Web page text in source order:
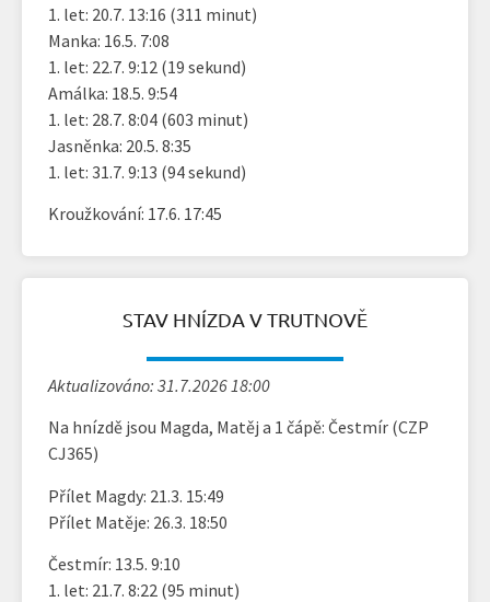
1. let: 20.7. 13:16 (311 minut)
Manka: 16.5. 7:08
1. let: 22.7. 9:12 (19 sekund)
Amálka: 18.5. 9:54
1. let: 28.7. 8:04 (603 minut)
Jasněnka: 20.5. 8:35
1. let: 31.7. 9:13 (94 sekund)
Kroužkování: 17.6. 17:45
STAV HNÍZDA V TRUTNOVĚ
Aktualizováno: 31.7.2026 18:00
Na hnízdě jsou Magda, Matěj a 1 čápě: Čestmír (CZP
CJ365)
Přílet Magdy: 21.3. 15:49
Přílet Matěje: 26.3. 18:50
Čestmír: 13.5. 9:10
1. let: 21.7. 8:22 (95 minut)